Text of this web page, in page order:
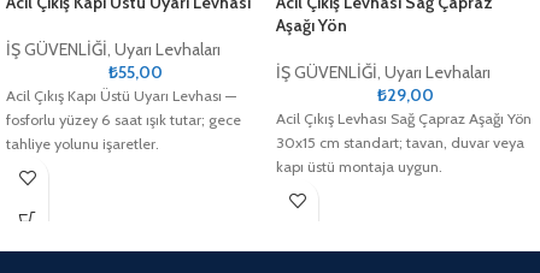
İŞ GÜVENLİĞİ, Uyarı Levhaları
₺55,00
Acil Çıkış Kapı Üstü Uyarı Levhası —
fosforlu yüzey 6 saat ışık tutar; gece
tahliye yolunu işaretler.
Aşağı Yön
İŞ GÜVENLİĞİ, Uyarı Levhaları
₺29,00
Acil Çıkış Levhası Sağ Çapraz Aşağı Yön
30x15 cm standart; tavan, duvar veya
kapı üstü montaja uygun.